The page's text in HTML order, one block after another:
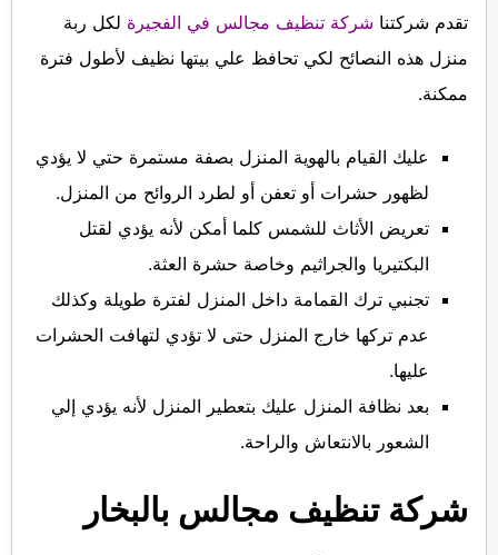
تقدم شركتنا شركة تنظيف مجالس في الفجيرة لكل ربة
منزل هذه النصائح لكي تحافظ علي بيتها نظيف لأطول فترة
ممكنة.
عليك القيام بالهوية المنزل بصفة مستمرة حتي لا يؤدي
لظهور حشرات أو تعفن أو لطرد الروائح من المنزل.
تعريض الأثاث للشمس كلما أمكن لأنه يؤدي لقتل
البكتيريا والجراثيم وخاصة حشرة العثة.
تجنبي ترك القمامة داخل المنزل لفترة طويلة وكذلك
عدم تركها خارج المنزل حتى لا تؤدي لتهافت الحشرات
عليها.
بعد نظافة المنزل عليك بتعطير المنزل لأنه يؤدي إلي
الشعور بالانتعاش والراحة.
شركة تنظيف مجالس بالبخار